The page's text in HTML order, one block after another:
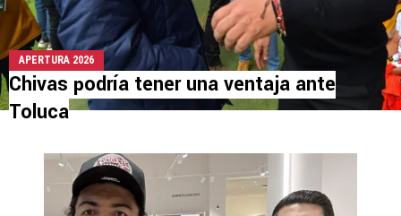
APERTURA 2026
Chivas podría tener una ventaja ante
Toluca